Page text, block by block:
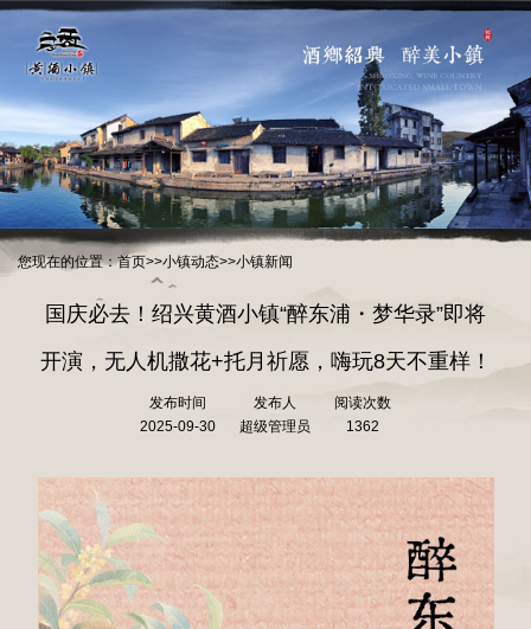
您现在的位置：首页>>小镇动态>>小镇新闻
国庆必去！绍兴黄酒小镇“醉东浦・梦华录”即将
开演，无人机撒花+托月祈愿，嗨玩8天不重样！
发布时间
2025-09-30
发布人
超级管理员
阅读次数
1362